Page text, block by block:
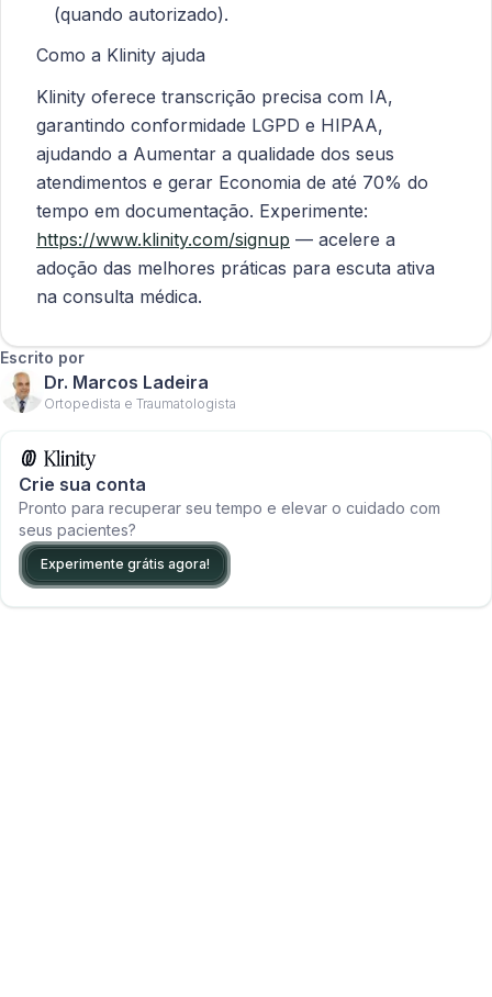
(quando autorizado).
Como a Klinity ajuda
Klinity oferece transcrição precisa com IA,
garantindo conformidade LGPD e HIPAA,
ajudando a Aumentar a qualidade dos seus
atendimentos e gerar Economia de até 70% do
tempo em documentação. Experimente:
https://www.klinity.com/signup — acelere a
adoção das melhores práticas para escuta ativa
na consulta médica.
Escrito por
Dr. Marcos Ladeira
Ortopedista e Traumatologista
Crie sua conta
Pronto para recuperar seu tempo e elevar o cuidado com
seus pacientes?
Experimente grátis agora!